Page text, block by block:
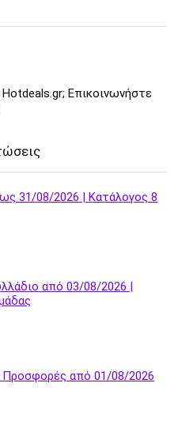
Επικοινωνήστε
31/08/2026 | Κατάλογος 8
από 03/08/2026 |
Προσφορές από 01/08/2026